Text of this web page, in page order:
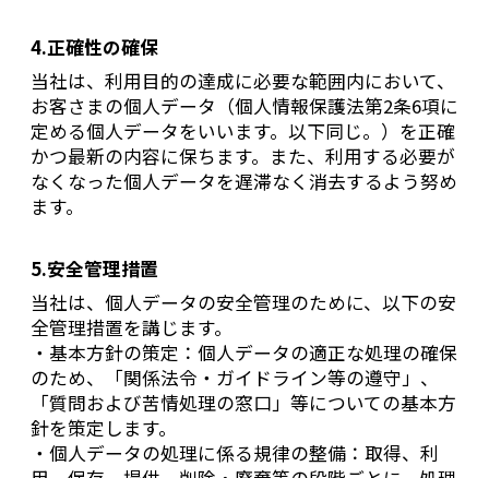
4.正確性の確保
当社は、利用目的の達成に必要な範囲内において、
お客さまの個人データ（個人情報保護法第2条6項に
定める個人データをいいます。以下同じ。）を正確
かつ最新の内容に保ちます。また、利用する必要が
なくなった個人データを遅滞なく消去するよう努め
ます。
5.安全管理措置
当社は、個人データの安全管理のために、以下の安
全管理措置を講じます。
・基本方針の策定：個人データの適正な処理の確保
のため、「関係法令・ガイドライン等の遵守」、
「質問および苦情処理の窓口」等についての基本方
針を策定します。
・個人データの処理に係る規律の整備：取得、利